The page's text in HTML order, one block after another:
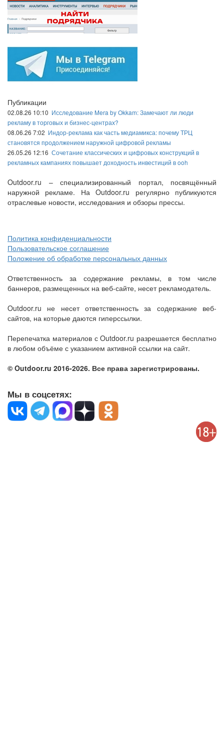
Публикации
02.08.26 10:10 Исследование Mera by Okkam: Замечают ли люди
рекламу в торговых и бизнес-центрах?
08.06.26 7:02 Индор-реклама как часть медиамикса: почему ТРЦ
становятся продолжением наружной цифровой рекламы
26.05.26 12:16 Сочетание классических и цифровых конструкций в
рекламных кампаниях повышает доходность инвестиций в ooh
Outdoor.ru – специализированный портал, посвящённый
наружной рекламе. На Outdoor.ru регулярно публикуются
отраслевые новости, исследования и обзоры прессы.
Политика конфиденциальности
Пользовательское соглашение
Положение об обработке персональных данных
Ответственность за содержание рекламы, в том числе
баннеров, размещенных на веб-сайте, несет рекламодатель.
Outdoor.ru не несет ответственность за содержание веб-
сайтов, на которые даются гиперссылки.
Перепечатка материалов с Outdoor.ru разрешается бесплатно
в любом объёме с указанием активной ссылки на сайт.
© Outdoor.ru 2016-2026. Все права зарегистрированы.
Мы в соцсетях: